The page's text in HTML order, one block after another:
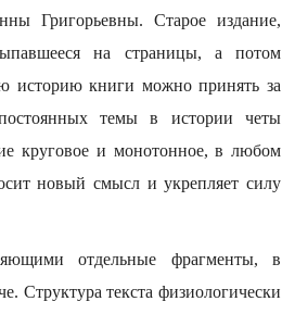
Григорьевны. Старое издание,
на страницы, а потом
историю книги можно принять за
темы в истории четы
круговое и монотонное, в любом
новый смысл и укрепляет силу
отдельные фрагменты, в
Структура текста физиологически